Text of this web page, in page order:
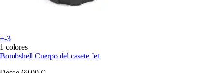
+-3
1 colores
Bombshell Cuerpo del casete Jet